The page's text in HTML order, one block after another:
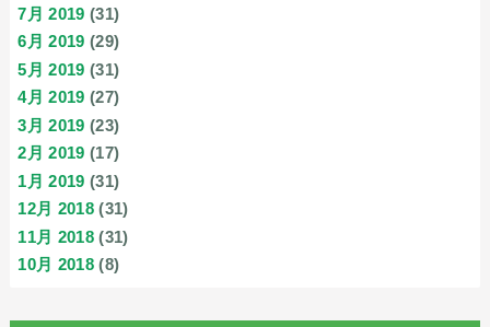
7月 2019 (31)
6月 2019 (29)
5月 2019 (31)
4月 2019 (27)
3月 2019 (23)
2月 2019 (17)
1月 2019 (31)
12月 2018 (31)
11月 2018 (31)
10月 2018 (8)